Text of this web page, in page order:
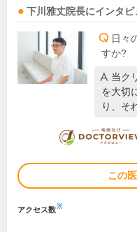
下川雅丈院長にインタビ
日々
すか?
当ク
を大切
り、そ
この
アクセス数※